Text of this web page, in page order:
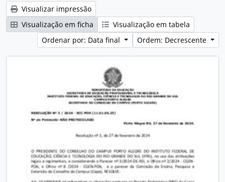
Visualizar impressão
Visualização em ficha
Visualização em tabela
Ordenar por: Data final
Ordem: Decrescente